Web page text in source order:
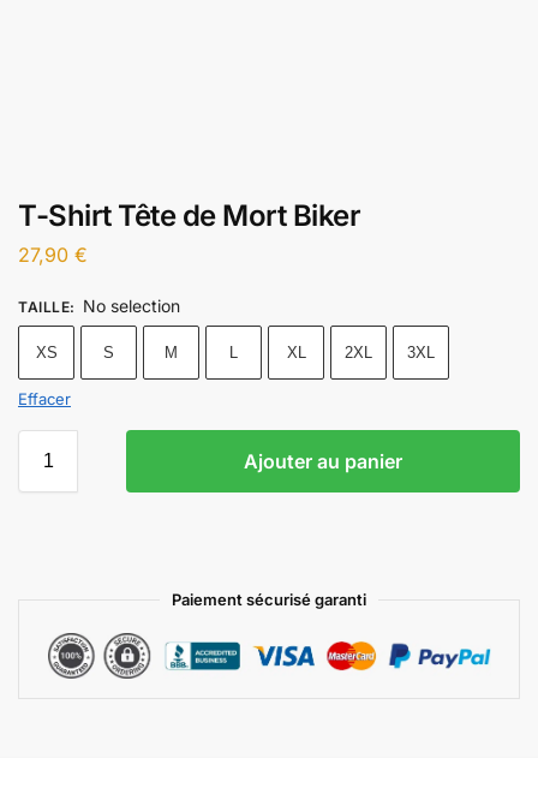
T-Shirt Tête de Mort Biker
27,90 €
TAILLE: No selection
XS S M L XL 2XL 3XL
Effacer
Ajouter au panier
Paiement sécurisé garanti